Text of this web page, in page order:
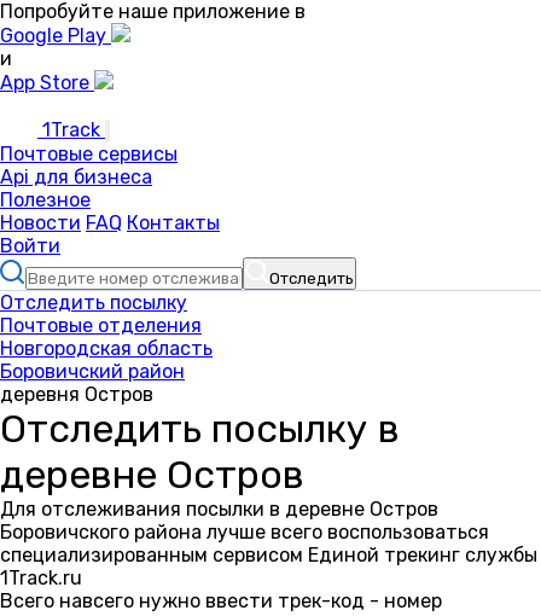
Попробуйте наше приложение в
Google Play
и
App Store
1Track
Почтовые сервисы
Api для бизнеса
Полезное
Новости FAQ Контакты
Войти
Отследить
Отследить посылку
Почтовые отделения
Новгородская область
Боровичский район
деревня Остров
Отследить посылку в
деревне Остров
Для отслеживания посылки в деревне Остров
Боровичского района лучше всего воспользоваться
специализированным сервисом Единой трекинг службы
1Track.ru
Всего навсего нужно ввести трек-код - номер